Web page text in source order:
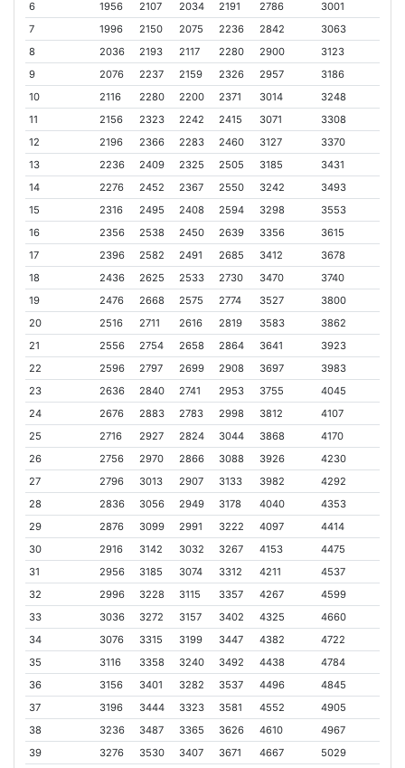
6 1956 2107 2034 2191 2786
3001
7
1996 2150 2075 2236 2842
3063
8
2036 2193 2117 2280 2900
3123
9
2076 2237 2159 2326 2957
3186
10
2116 2280 2200 2371 3014
3248
11
2156 2323 2242 2415 3071
3308
12
2196 2366 2283 2460 3127
3370
13
2236 2409 2325 2505 3185
3431
14
2276 2452 2367 2550 3242
3493
15
2316 2495 2408 2594 3298
3553
16
2356 2538 2450 2639 3356
3615
17
2396 2582 2491 2685 3412
3678
18
2436 2625 2533 2730 3470
3740
19
2476 2668 2575 2774 3527
3800
20
2516 2711 2616 2819 3583
3862
21
2556 2754 2658 2864 3641
3923
22
2596 2797 2699 2908 3697
3983
23
2636 2840 2741 2953 3755
4045
24
2676 2883 2783 2998 3812
4107
25
2716 2927 2824 3044 3868
4170
26
2756 2970 2866 3088 3926
4230
27
2796 3013 2907 3133 3982
4292
28
2836 3056 2949 3178 4040
4353
29
2876 3099 2991 3222 4097
4414
30
2916 3142 3032 3267 4153
4475
31
2956 3185 3074 3312 4211
4537
32
2996 3228 3115 3357 4267
4599
33
3036 3272 3157 3402 4325
4660
34
3076 3315 3199 3447 4382
4722
35
3116 3358 3240 3492 4438
4784
36
3156 3401 3282 3537 4496
4845
37
3196 3444 3323 3581 4552
4905
38
3236 3487 3365 3626 4610
4967
39
3276 3530 3407 3671 4667
5029